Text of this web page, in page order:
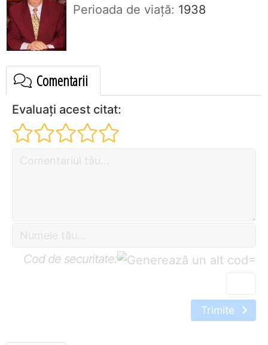
Perioada de viaţă: 1938
Comentarii
Evaluați acest citat:
Cod de securitate: =
Trimite